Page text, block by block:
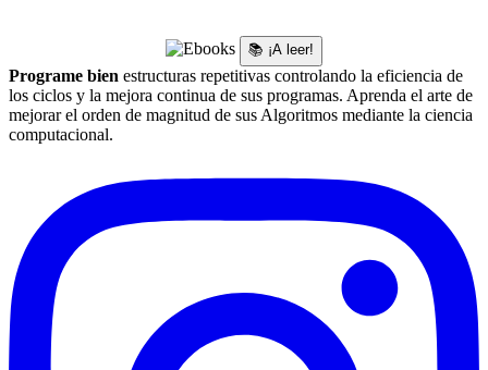
📚 ¡A leer!
Programe bien estructuras repetitivas controlando la eficiencia de
los ciclos y la mejora continua de sus programas. Aprenda el arte de
mejorar el orden de magnitud de sus Algoritmos mediante la ciencia
computacional.